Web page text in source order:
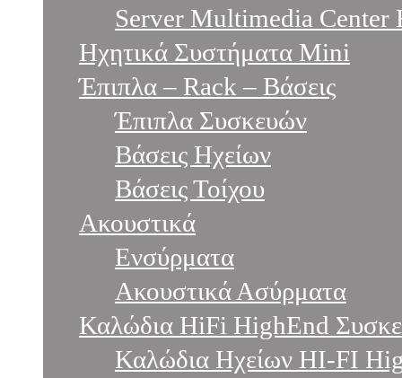
Server Multimedia Center
Ηχητικά Συστήματα Mini
Έπιπλα – Rack – Βάσεις
Έπιπλα Συσκευών
Βάσεις Ηχείων
Βάσεις Τοίχου
Ακουστικά
Ενσύρματα
Ακουστικά Ασύρματα
Καλώδια HiFi HighEnd
Καλώδια Ηχείων HI-FI